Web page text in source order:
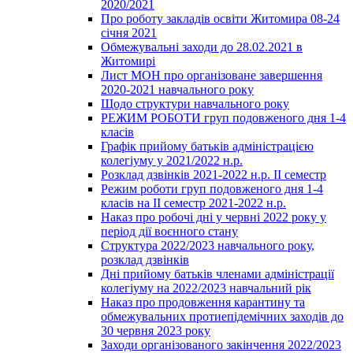
2020/2021
Про роботу закладів освіти Житомира 08-24
січня 2021
Обмежувальні заходи до 28.02.2021 в
Житомирі
Лист МОН про організоване завершення
2020-2021 навчального року
Щодо структури навчального року
РЕЖИМ РОБОТИ груп подовженого дня 1-4
класів
Графік прийому батьків адміністрацією
колегіуму у 2021/2022 н.р.
Розклад дзвінків 2021-2022 н.р. ІІ семестр
Режим роботи груп подовженого дня 1-4
класів на ІІ семестр 2021-2022 н.р.
Наказ про робочі дні у червні 2022 року у
період дії воєнного стану
Структура 2022/2023 навчального року,
розклад дзвінків
Дні прийому батьків членами адміністрації
колегіуму на 2022/2023 навчальний рік
Наказ про продовження карантину та
обмежувальних протиепідемічних заходів до
30 червня 2023 року
Заходи організованого закінчення 2022/2023